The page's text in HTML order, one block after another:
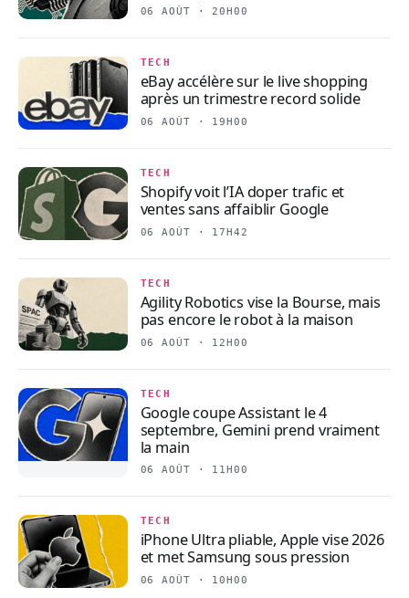
06 AOÛT · 20H00
TECH
eBay accélère sur le live shopping
après un trimestre record solide
06 AOÛT · 19H00
TECH
Shopify voit l’IA doper trafic et
ventes sans affaiblir Google
06 AOÛT · 17H42
TECH
Agility Robotics vise la Bourse, mais
pas encore le robot à la maison
06 AOÛT · 12H00
TECH
Google coupe Assistant le 4
septembre, Gemini prend vraiment
la main
06 AOÛT · 11H00
TECH
iPhone Ultra pliable, Apple vise 2026
et met Samsung sous pression
06 AOÛT · 10H00